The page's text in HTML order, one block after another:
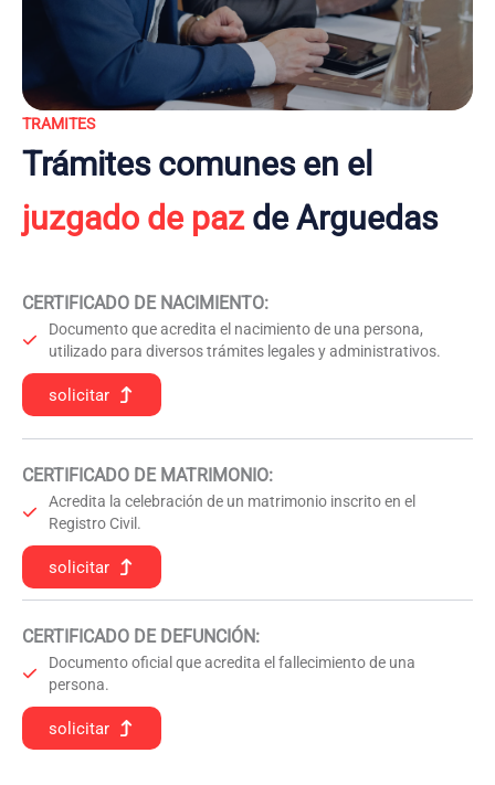
TRAMITES
Trámites comunes en el
juzgado de pazde Arguedas
CERTIFICADO DE NACIMIENTO:
Documento que acredita el nacimiento de una persona,
utilizado para diversos trámites legales y administrativos.
solicitar
CERTIFICADO DE MATRIMONIO:
Acredita la celebración de un matrimonio inscrito en el
Registro Civil.
solicitar
CERTIFICADO DE DEFUNCIÓN:
Documento oficial que acredita el fallecimiento de una
persona.
solicitar